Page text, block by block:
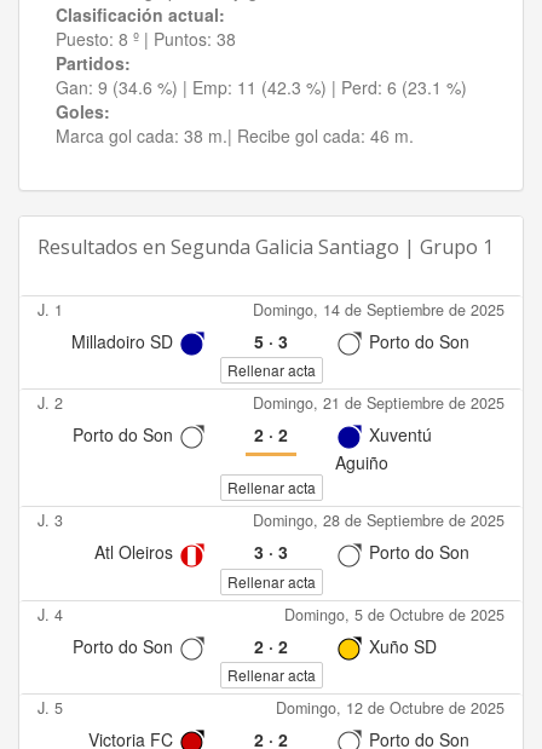
Clasificación actual:
Puesto: 8 º | Puntos: 38
Partidos:
Gan: 9 (34.6 %) | Emp: 11 (42.3 %) | Perd: 6 (23.1 %)
Goles:
Marca gol cada: 38 m.| Recibe gol cada: 46 m.
Resultados en Segunda Galicia Santiago | Grupo 1
J. 1 Domingo, 14 de Septiembre de 2025
Milladoiro SD 5· 3 Porto do Son
Rellenar acta
J. 2 Domingo, 21 de Septiembre de 2025
Porto do Son 2· 2
Xuventú
Aguiño
Rellenar acta
J. 3 Domingo, 28 de Septiembre de 2025
Atl Oleiros 3· 3 Porto do Son
Rellenar acta
J. 4 Domingo, 5 de Octubre de 2025
Porto do Son 2· 2 Xuño SD
Rellenar acta
J. 5 Domingo, 12 de Octubre de 2025
Victoria FC 2· 2 Porto do Son